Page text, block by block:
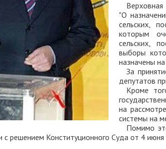
"О
сельских,
которым
сельских,
выборы
назначены
За
депутатов
Кроме
на
системы на
Помимо
с решением Конституционного Суда от 4